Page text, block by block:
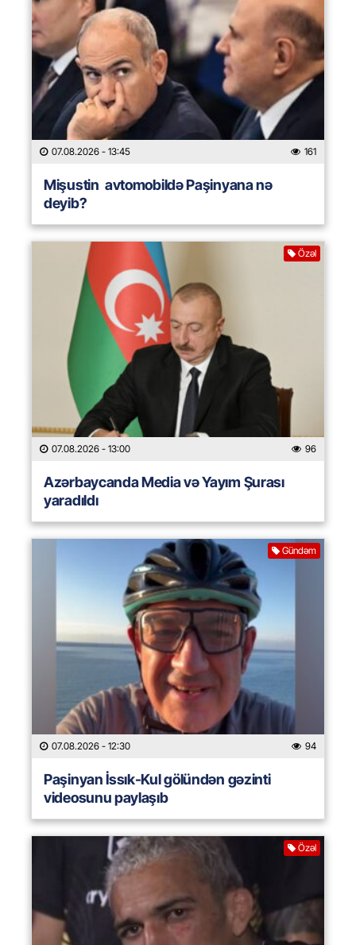
07.08.2026 - 13:45 161
Mişustin avtomobildə Paşinyana nə
deyib?
Özəl
07.08.2026 - 13:00 96
Azərbaycanda Media və Yayım Şurası
yaradıldı
Gündəm
07.08.2026 - 12:30 94
Paşinyan İssık-Kul gölündən gəzinti
videosunu paylaşıb
Özəl